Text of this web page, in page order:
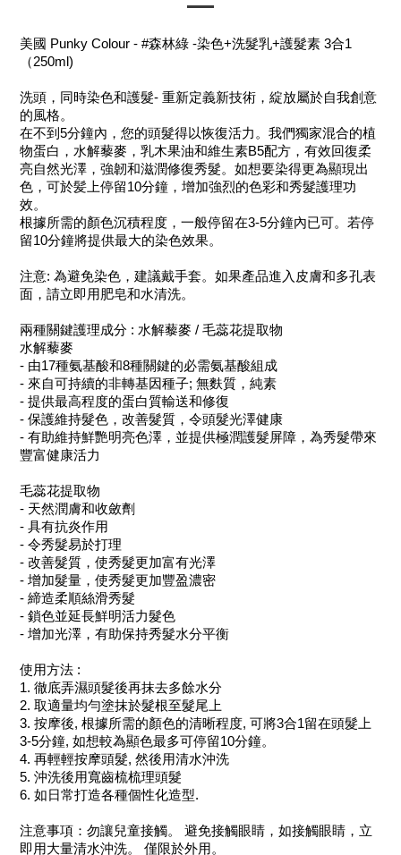
美國 Punky Colour - #森林綠 -染色+洗髮乳+護髮素 3合1
（250ml)
洗頭，同時染色和護髮- 重新定義新技術，綻放屬於自我創意
的風格。
在不到5分鐘內，您的頭髮得以恢復活力。我們獨家混合的植
物蛋白，水解藜麥，乳木果油和維生素B5配方，有效回復柔
亮自然光澤，強韌和滋潤修復秀髮。如想要染得更為顯現出
色，可於髪上停留10分鐘，增加強烈的色彩和秀髮護理功
效。
根據所需的顏色沉積程度，一般停留在3-5分鐘內已可。若停
留10分鐘將提供最大的染色效果。
注意: 為避免染色，建議戴手套。如果產品進入皮膚和多孔表
面，請立即用肥皂和水清洗。
兩種關鍵護理成分 : 水解藜麥 / 毛蕊花提取物
水解藜麥
- 由17種氨基酸和8種關鍵的必需氨基酸組成
- 來自可持續的非轉基因種子; 無麩質，純素
- 提供最高程度的蛋白質輸送和修復
- 保護維持髮色，改善髮質，令頭髮光澤健康
- 有助維持鮮艷明亮色澤，並提供極潤護髮屏障，為秀髮帶來
豐富健康活力
毛蕊花提取物
- 天然潤膚和收斂劑
- 具有抗炎作用
- 令秀髮易於打理
- 改善髮質，使秀髮更加富有光澤
- 增加髮量，使秀髮更加豐盈濃密
- 締造柔順絲滑秀髮
- 鎖色並延長鮮明活力髮色
- 增加光澤，有助保持秀髮水分平衡
使用方法 :
1. 徹底弄濕頭髮後再抹去多餘水分
2. 取適量均勻塗抹於髮根至髮尾上
3. 按摩後, 根據所需的顏色的清晰程度, 可將3合1留在頭髮上
3-5分鐘, 如想較為顯色最多可停留10分鐘。
4. 再輕輕按摩頭髮, 然後用清水沖洗
5. 沖洗後用寬齒梳梳理頭髮
6. 如日常打造各種個性化造型.
注意事項：勿讓兒童接觸。 避免接觸眼睛，如接觸眼睛，立
即用大量清水沖洗。 僅限於外用。